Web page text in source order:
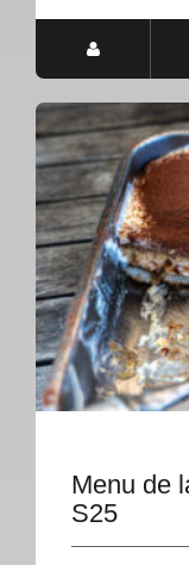
Menu de
S25